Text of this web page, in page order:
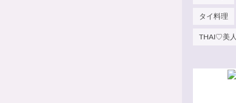
タイ料理
THAI♡美人